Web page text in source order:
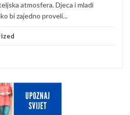
atmosfera. Djeca i mladi
bi zajedno proveli...